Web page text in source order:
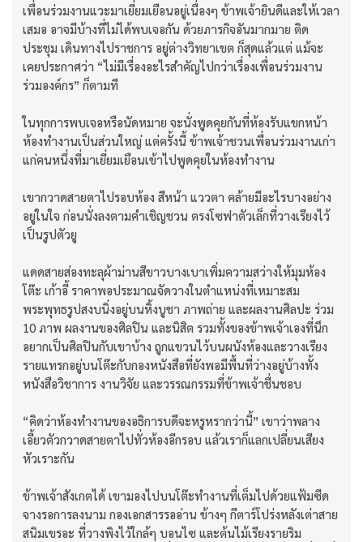
เพื่อนร่วมงานแวะมาเยี่ยมเยือนอยู่เนื่องๆ ข้าพเจ้ายินดีและให้เวลา
เสมอ อาจมีบ้างที่ไม่ได้พบเจอกัน ด้วยภารกิจอันมากมาย ติด
ประชุม เดินทางไปราชการ อยู่ต่างวิทยาเขต ก็สุดแล้วแต่ แม้จะ
เคยประกาศว่า “ไม่มีเรื่องอะไรสำคัญไปกว่าเรื่องเพื่อนร่วมงาน
ร่วมองค์กร” ก็ตามที
ในทุกการพบเจอหรือนัดหมาย จะนั่งพูดคุยกันที่ห้องรับแขกหน้า
ห้องทำงานเป็นส่วนใหญ่ แต่ครั้งนี้ ข้าพเจ้าชวนเพื่อนร่วมงานเก่า
แก่คนหนึ่งที่มาเยี่ยมเยือนเข้าไปพูดคุยในห้องทำงาน
เขากวาดสายตาไปรอบห้อง สีหน้า แววตา คล้ายมีอะไรบางอย่าง
อยู่ในใจ ก่อนนั่งลงตามคำเชิญชวน ตรงโซฟาตัวเล็กที่วางเรียงไว้
เป็นรูปตัวยู
แดดสายส่องทะลุผ้าม่านสีขาวบางเบาเพิ่มความสว่างให้มุมห้อง
โต๊ะ เก้าอี้ ราคาพอประมาณจัดวางในตำแหน่งที่เหมาะสม
พระพุทธรูปสงบนิ่งอยู่บนหิ้งบูชา ภาพถ่าย และผลงานศิลปะ ร่วม
10 ภาพ ผลงานของศิลปิน และนิสิต รวมทั้งของข้าพเจ้าเองที่นึก
อยากเป็นศิลปินกับเขาบ้าง ถูกแขวนไว้บนผนังห้องและวางเรียง
รายแทรกอยู่บนโต๊ะกับกองหนังสือที่ยังพอมีพื้นที่ว่างอยู่บ้างทั้ง
หนังสือวิชาการ งานวิจัย และวรรณกรรมที่ข้าพเจ้าชื่นชอบ
“คิดว่าห้องทำงานของอธิการบดีจะหรูหรากว่านี้” เขาว่าพลาง
เอี้ยวตัวกวาดสายตาไปทั่วห้องอีกรอบ แล้วเราก็แลกเปลี่ยนเสียง
หัวเราะกัน
ข้าพเจ้าสังเกตได้ เขามองไปบนโต๊ะทำงานที่เต็มไปด้วยแฟ้มซีด
จางรอการลงนาม กองเอกสารรออ่าน ข้างๆ กีตาร์โปร่งหลังเต่าสาย
สนิมเขรอะ ที่วางพิงไว้ใกล้ๆ บอนไซ และต้นไม้เรียงรายริม